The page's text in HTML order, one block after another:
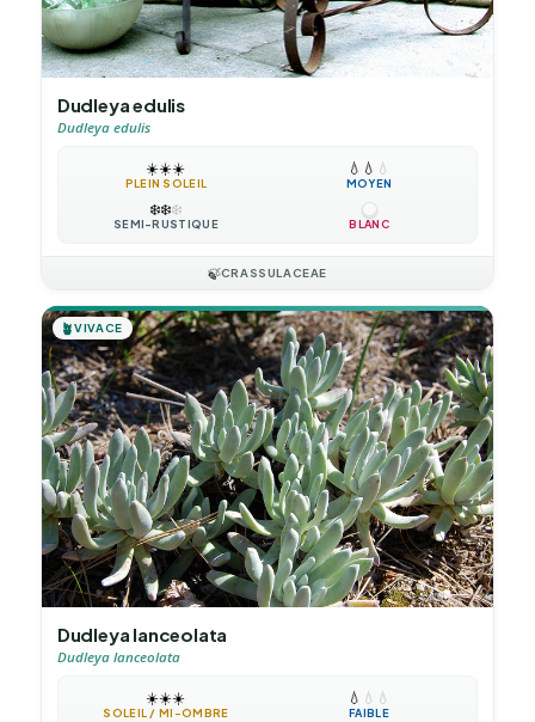
Dudleya edulis
Dudleya edulis
☀️☀️☀️
PLEIN SOLEIL
💧 💧 💧
MOYEN
❄️❄️❄️
SEMI-RUSTIQUE BLANC
🍃CRASSULACEAE
🪴VIVACE
Dudleya lanceolata
Dudleya lanceolata
☀️☀️☀️
SOLEIL / MI-OMBRE
💧 💧 💧
FAIBLE